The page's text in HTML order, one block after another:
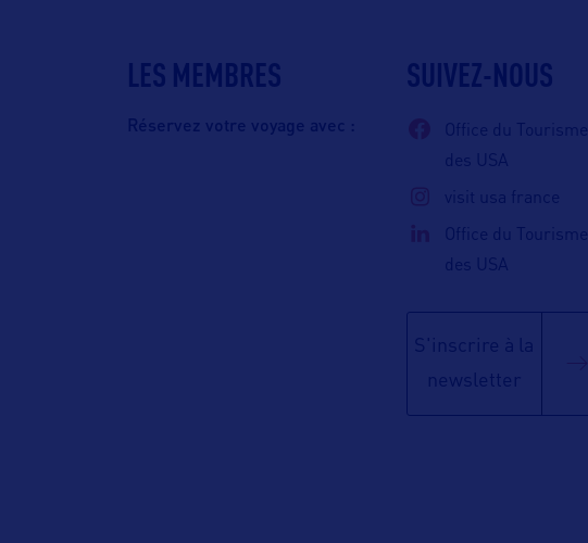
LES MEMBRES
Réservez votre voyage avec :
SUIVEZ-NOUS
Office du Tourisme
des USA
visit usa france
Office du Tourisme
des USA
S'inscrire à la
newsletter